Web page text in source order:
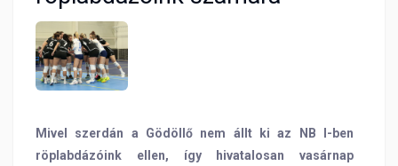
Mivel szerdán a Gödöllő nem állt ki az NB I-ben
röplabdázóink ellen, így hivatalosan vasárnap